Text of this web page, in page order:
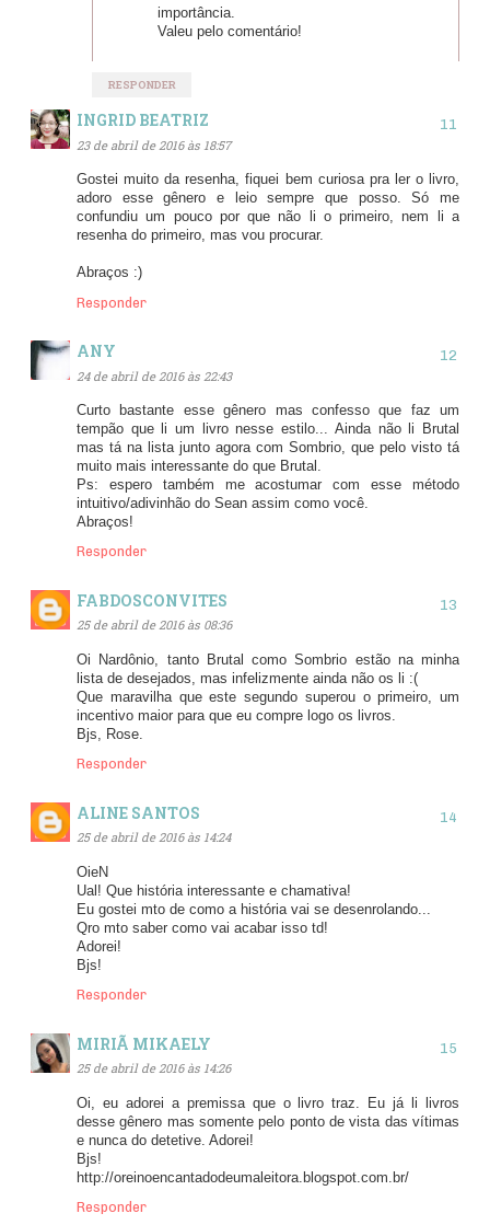
importância.
Valeu pelo comentário!
RESPONDER
INGRID BEATRIZ
23 de abril de 2016 às 18:57
Gostei muito da resenha, fiquei bem curiosa pra ler o livro,
adoro esse gênero e leio sempre que posso. Só me
confundiu um pouco por que não li o primeiro, nem li a
resenha do primeiro, mas vou procurar.
Abraços :)
Responder
ANY
24 de abril de 2016 às 22:43
Curto bastante esse gênero mas confesso que faz um
tempão que li um livro nesse estilo... Ainda não li Brutal
mas tá na lista junto agora com Sombrio, que pelo visto tá
muito mais interessante do que Brutal.
Ps: espero também me acostumar com esse método
intuitivo/adivinhão do Sean assim como você.
Abraços!
Responder
FABDOSCONVITES
25 de abril de 2016 às 08:36
Oi Nardônio, tanto Brutal como Sombrio estão na minha
lista de desejados, mas infelizmente ainda não os li :(
Que maravilha que este segundo superou o primeiro, um
incentivo maior para que eu compre logo os livros.
Bjs, Rose.
Responder
ALINE SANTOS
25 de abril de 2016 às 14:24
OieN
Ual! Que história interessante e chamativa!
Eu gostei mto de como a história vai se desenrolando...
Qro mto saber como vai acabar isso td!
Adorei!
Bjs!
Responder
MIRIÃ MIKAELY
25 de abril de 2016 às 14:26
Oi, eu adorei a premissa que o livro traz. Eu já li livros
desse gênero mas somente pelo ponto de vista das vítimas
e nunca do detetive. Adorei!
Bjs!
http://oreinoencantadodeumaleitora.blogspot.com.br/
Responder